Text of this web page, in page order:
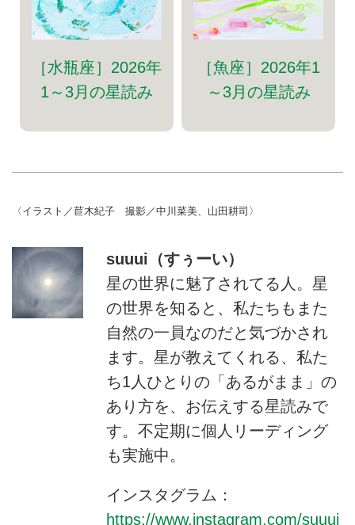
［水瓶座］2026年
1～3月の星読み
［魚座］2026年1
～3月の星読み
〈イラスト／苣木紀子 撮影／中川菜美、山田耕司〉
suuui（すぅーい）
星の世界に魅了されてる人。星
の世界を知ると、私たちもまた
自然の一員なのだと気づかされ
ます。星が教えてくれる、私た
ち1人ひとりの「あるがまま」の
あり方を、お伝えする星読みで
す。不定期に個人リーディング
も実施中。
インスタグラム：
https://www.instagram.com/suuui